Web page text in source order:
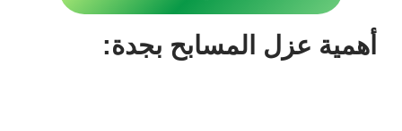
أهمية عزل المسابح بجدة: